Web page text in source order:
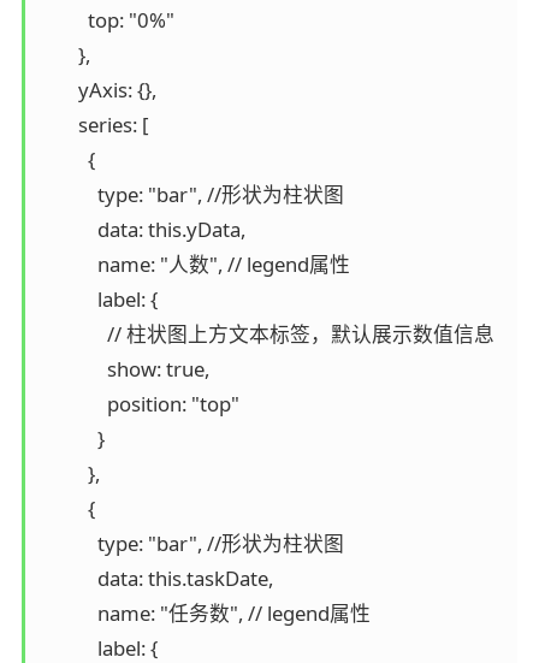
          top: "0%"
        },
        yAxis: {},
        series: [
          {
            type: "bar", //形状为柱状图
            data: this.yData,
            name: "人数", // legend属性
            label: {
              // 柱状图上方文本标签，默认展示数值信息
              show: true,
              position: "top"
            }
          },
          {
            type: "bar", //形状为柱状图
            data: this.taskDate,
            name: "任务数", // legend属性
            label: {